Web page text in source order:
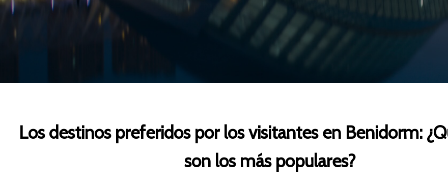
Los destinos preferidos por los visitantes en Benidorm:
son los más populares?